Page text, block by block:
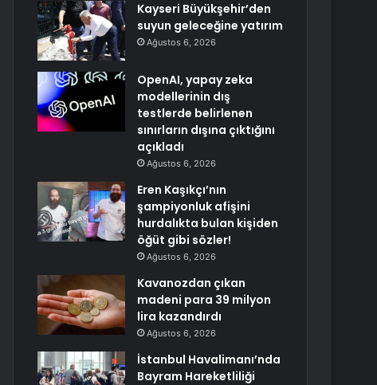
Kayseri Büyükşehir’den
suyun geleceğine yatırım
Ağustos 6, 2026
OpenAI, yapay zeka
modellerinin dış
testlerde belirlenen
sınırların dışına çıktığını
açıkladı
Ağustos 6, 2026
Eren Kaşıkçı’nın
şampiyonluk afişini
hurdalıkta bulan kişiden
öğüt gibi sözler!
Ağustos 6, 2026
Kavanozdan çıkan
madeni para 39 milyon
lira kazandırdı
Ağustos 6, 2026
İstanbul Havalimanı’nda
Bayram Hareketliliği